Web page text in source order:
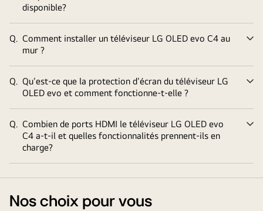
disponible?
Q. Comment installer un téléviseur LG OLED evo C4 au
mur ?
Q. Qu'est-ce que la protection d'écran du téléviseur LG
OLED evo et comment fonctionne-t-elle ?
Q. Combien de ports HDMI le téléviseur LG OLED evo
C4 a-t-il et quelles fonctionnalités prennent-ils en
charge?
Nos choix pour vous